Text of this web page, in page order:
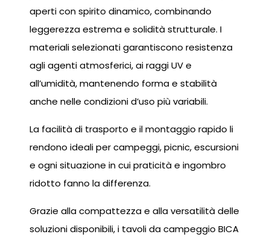
aperti con spirito dinamico, combinando
leggerezza estrema e solidità strutturale. I
materiali selezionati garantiscono resistenza
agli agenti atmosferici, ai raggi UV e
all’umidità, mantenendo forma e stabilità
anche nelle condizioni d’uso più variabili.
La facilità di trasporto e il montaggio rapido li
rendono ideali per campeggi, picnic, escursioni
e ogni situazione in cui praticità e ingombro
ridotto fanno la differenza.
Grazie alla compattezza e alla versatilità delle
soluzioni disponibili, i tavoli da campeggio BICA